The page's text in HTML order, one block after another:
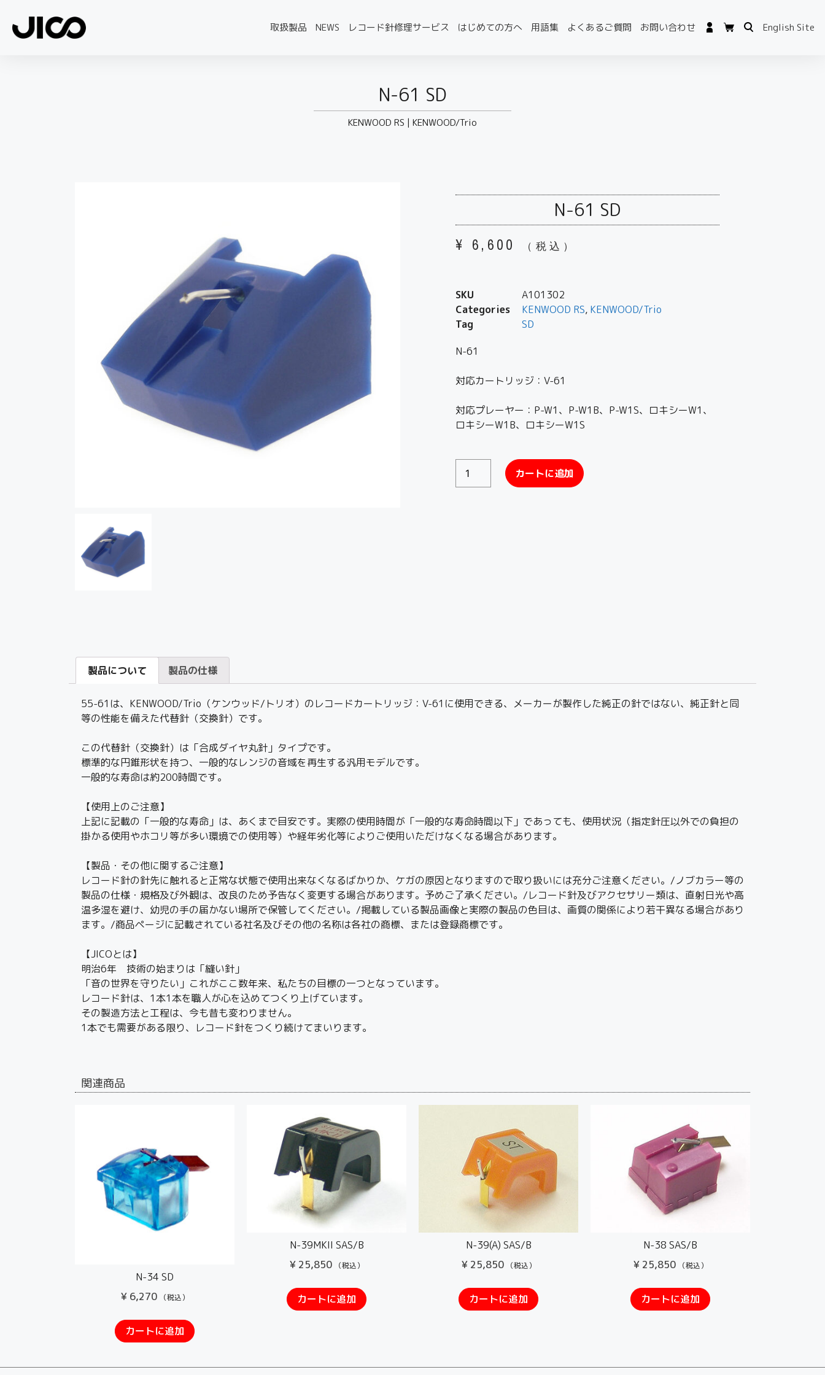
取扱製品 NEWS レコード針修理サービス はじめての方へ 用語集 よくあるご質問 お問い合わせ English Site
N-61 SD
KENWOOD RS | KENWOOD/Trio
N-61 SD
¥ 6,600 （税込）
SKU
A101302
Categories
KENWOOD RS, KENWOOD/Trio
Tag
SD
N-61
対応カートリッジ：V-61
対応プレーヤー：P-W1、P-W1B、P-W1S、ロキシーW1、
ロキシーW1B、ロキシーW1S
カートに追加
製品について 製品の仕様
55-61は、KENWOOD/Trio（ケンウッド/トリオ）のレコードカートリッジ：V-61に使用できる、メーカーが製作した純正の針ではない、純正針と同
等の性能を備えた代替針（交換針）です。
この代替針（交換針）は「合成ダイヤ丸針」タイプです。
標準的な円錐形状を持つ、一般的なレンジの音域を再生する汎用モデルです。
一般的な寿命は約200時間です。
【使用上のご注意】
上記に記載の「一般的な寿命」は、あくまで目安です。実際の使用時間が「一般的な寿命時間以下」であっても、使用状況（指定針圧以外での負担の
掛かる使用やホコリ等が多い環境での使用等）や経年劣化等によりご使用いただけなくなる場合があります。
【製品・その他に関するご注意】
レコード針の針先に触れると正常な状態で使用出来なくなるばかりか、ケガの原因となりますので取り扱いには充分ご注意ください。/ノブカラー等の
製品の仕様・規格及び外観は、改良のため予告なく変更する場合があります。予めご了承ください。/レコード針及びアクセサリー類は、直射日光や高
温多湿を避け、幼児の手の届かない場所で保管してください。/掲載している製品画像と実際の製品の色目は、画質の関係により若干異なる場合があり
ます。/商品ページに記載されている社名及びその他の名称は各社の商標、または登録商標です。
【JICOとは】
明治6年 技術の始まりは「縫い針」
「音の世界を守りたい」これがここ数年来、私たちの目標の一つとなっています。
レコード針は、1本1本を職人が心を込めてつくり上げています。
その製造方法と工程は、今も昔も変わりません。
1本でも需要がある限り、レコード針をつくり続けてまいります。
関連商品
N-34 SD
¥6,270 （税込）
カートに追加
N-39MKII SAS/B
¥25,850 （税込）
カートに追加
N-39(A) SAS/B
¥25,850 （税込）
カートに追加
N-38 SAS/B
¥25,850 （税込）
カートに追加